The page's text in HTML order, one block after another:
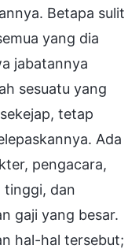
Betapa sulit
yang dia
jabatannya
sesuatu yang
tetap
Ada
pengacara,
tinggi, dan
gaji yang besar.
hal-hal tersebut;